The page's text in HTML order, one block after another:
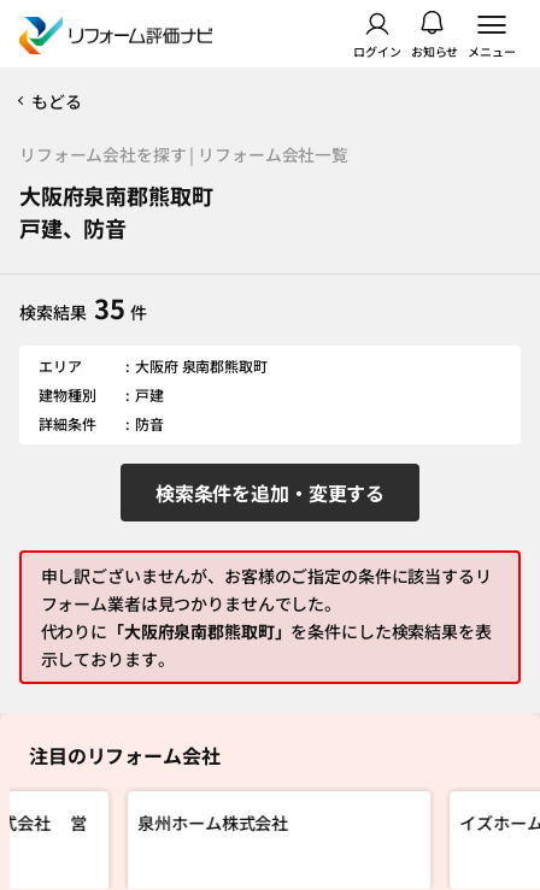
ログイン お知らせ メニュー
もどる
リフォーム会社を探す | リフォーム会社一覧
大阪府泉南郡熊取町
戸建、防音
検索結果 35 件
エリア
大阪府 泉南郡熊取町
建物種別
戸建
詳細条件
防音
検索条件を追加・変更する
申し訳ございませんが、お客様のご指定の条件に該当するリ
フォーム業者は見つかりませんでした。
代わりに 「大阪府泉南郡熊取町」 を条件にした検索結果を表
示しております。
注目のリフォーム会社
式会社 営 泉州ホーム株式会社 イズホー